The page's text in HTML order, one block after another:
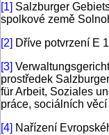
[1] Salzburger
spolkové země
[2] Dříve potvrzení E
[3]
prostředek
für Arbeit, Soziales
práce, sociálních
[4] Nařízení